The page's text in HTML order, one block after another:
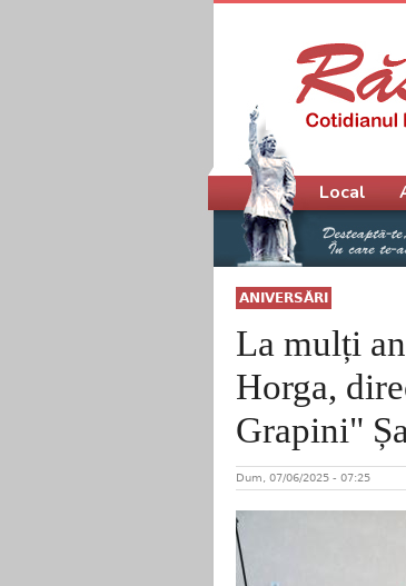
ANIVERSĂRI
La mulți
Horga,
Grapini"
Dum, 07/06/2025 - 07:25
Meniu principal
Local